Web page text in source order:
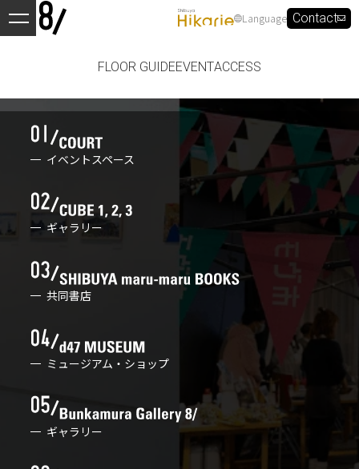
Language Contact
FLOOR GUIDEEVENTACCESS
イベントスペース
ギャラリー
共同書店
ミュージアム・ショップ
ギャラリー